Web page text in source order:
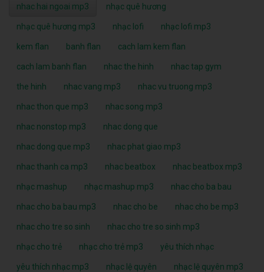
nhac hai ngoai mp3 nhạc quê hương
nhạc quê hương mp3 nhạc lofi nhạc lofi mp3
kem flan banh flan cach lam kem flan
cach lam banh flan nhac the hinh nhac tap gym
the hinh nhac vang mp3 nhac vu truong mp3
nhac thon que mp3 nhac song mp3
nhac nonstop mp3 nhac dong que
nhac dong que mp3 nhac phat giao mp3
nhac thanh ca mp3 nhac beatbox nhac beatbox mp3
nhạc mashup nhạc mashup mp3 nhac cho ba bau
nhac cho ba bau mp3 nhac cho be nhac cho be mp3
nhac cho tre so sinh nhac cho tre so sinh mp3
nhạc cho trẻ nhạc cho trẻ mp3 yêu thích nhạc
yêu thích nhạc mp3 nhạc lệ quyên nhạc lệ quyên mp3